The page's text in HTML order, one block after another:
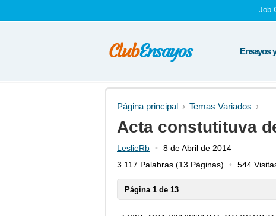
Job
Ensayos
Página principal Temas Variados
Acta constutituva
LeslieRb
8 de Abril de 2014
3.117 Palabras (13 Páginas) 544
Página 1 de 13